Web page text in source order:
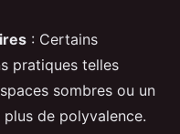
: Certains
pratiques telles
sombres ou un
de polyvalence.